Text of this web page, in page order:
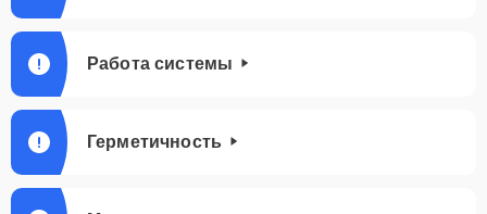
Работа системы
Герметичность